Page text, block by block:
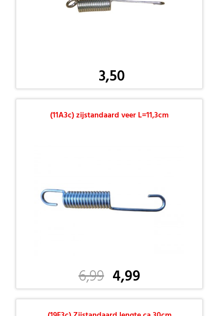
3,50
(11A3c) zijstandaard veer L=11,3cm
6,99 4,99